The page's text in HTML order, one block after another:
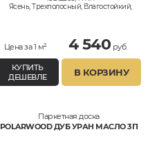
Ясень, Трехполосный, Влагостойкий,
Цена за 1 м² 4 540 руб.
КУПИТЬ
ДЕШЕВЛЕ
В КОРЗИНУ
Паркетная доска
POLARWOOD ДУБ УРАН МАСЛО 3П